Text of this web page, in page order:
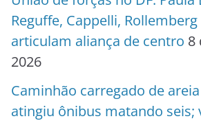
Reguffe, Cappelli,
articulam aliança de centro 8
2026
Caminhão carregado de
atingiu ônibus matando seis;